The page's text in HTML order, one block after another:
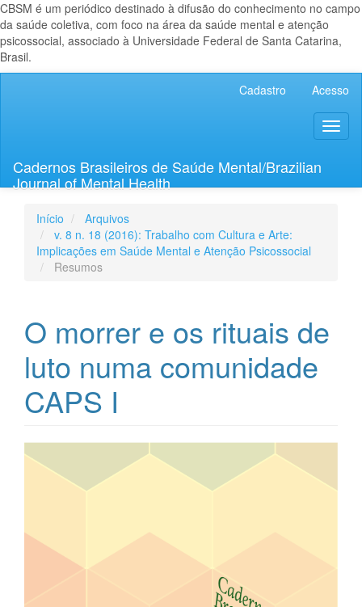
CBSM é um periódico destinado à difusão do conhecimento no campo
da saúde coletiva, com foco na área da saúde mental e atenção
psicossocial, associado à Universidade Federal de Santa Catarina,
Brasil.
Lateral
Cadastro Acesso
Cadernos Brasileiros de Saúde Mental/Brazilian
Journal of Mental Health
Início
Arquivos
v. 8 n. 18 (2016): Trabalho com Cultura e Arte:
Implicações em Saúde Mental e Atenção Psicossocial
Resumos
O morrer e os rituais de
luto numa comunidade
CAPS I
Barra
lateral
artigos